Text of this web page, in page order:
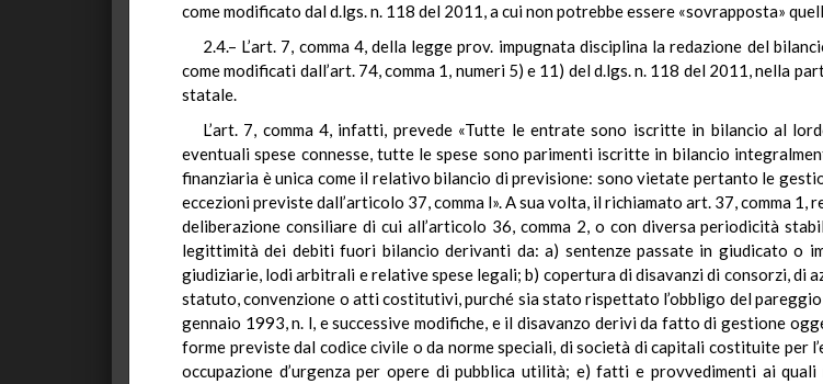
come modificato dal d.lgs. n. 118 del 2011, a cui non potrebbe essere «sovrapposta»
2.4.– L’art. 7, comma 4, della legge prov. impugnata disciplina la redazione del
come modificati dall’art. 74, comma 1, numeri 5) e 11) del d.lgs. n. 118 del 2011, nella
statale.
L’art. 7, comma 4, infatti, prevede «Tutte le entrate sono iscritte in bilancio al
eventuali spese connesse, tutte le spese sono parimenti iscritte in bilancio
finanziaria è unica come il relativo bilancio di previsione: sono vietate pertanto le
eccezioni previste dall’articolo 37, comma l». A sua volta, il richiamato art. 37, comma
deliberazione consiliare di cui all’articolo 36, comma 2, o con diversa periodicità
legittimità dei debiti fuori bilancio derivanti da: a) sentenze passate in giudicato o
giudiziarie, lodi arbitrali e relative spese legali; b) copertura di disavanzi di consorzi, di
statuto, convenzione o atti costitutivi, purché sia stato rispettato l’obbligo del
gennaio 1993, n. l, e successive modifiche, e il disavanzo derivi da fatto di gestione
forme previste dal codice civile o da norme speciali, di società di capitali costituite per
occupazione d’urgenza per opere di pubblica utilità; e) fatti e provvedimenti ai